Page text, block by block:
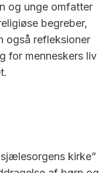
og unge omfatter
begreber,
også refleksioner
for menneskers liv
kirke”